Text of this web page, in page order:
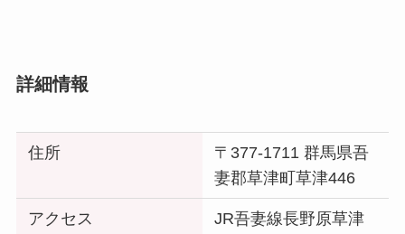
詳細情報
住所
〒377-1711 群馬県吾
妻郡草津町草津446
アクセス
JR吾妻線長野原草津